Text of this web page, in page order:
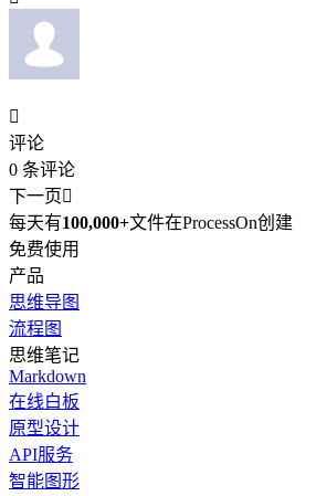

评论
0 条评论
下一页
每天有100,000+文件在ProcessOn创建
免费使用
产品
思维导图
流程图
思维笔记
Markdown
在线白板
原型设计
API服务
智能图形